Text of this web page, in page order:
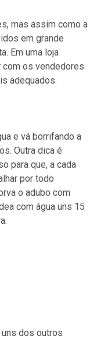
mas assim como a
em grande
Em uma loja
os vendedores
adequados.
e vá borrifando a
Outra dica é
para que, a cada
por todo
o adubo com
com água uns 15
dos outros